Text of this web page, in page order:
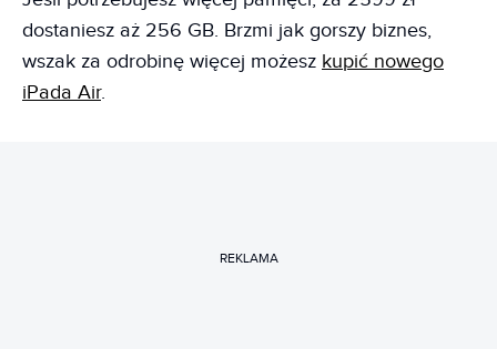
dostaniesz aż 256 GB. Brzmi jak gorszy biznes,
wszak za odrobinę więcej możesz kupić nowego
iPada Air.
REKLAMA